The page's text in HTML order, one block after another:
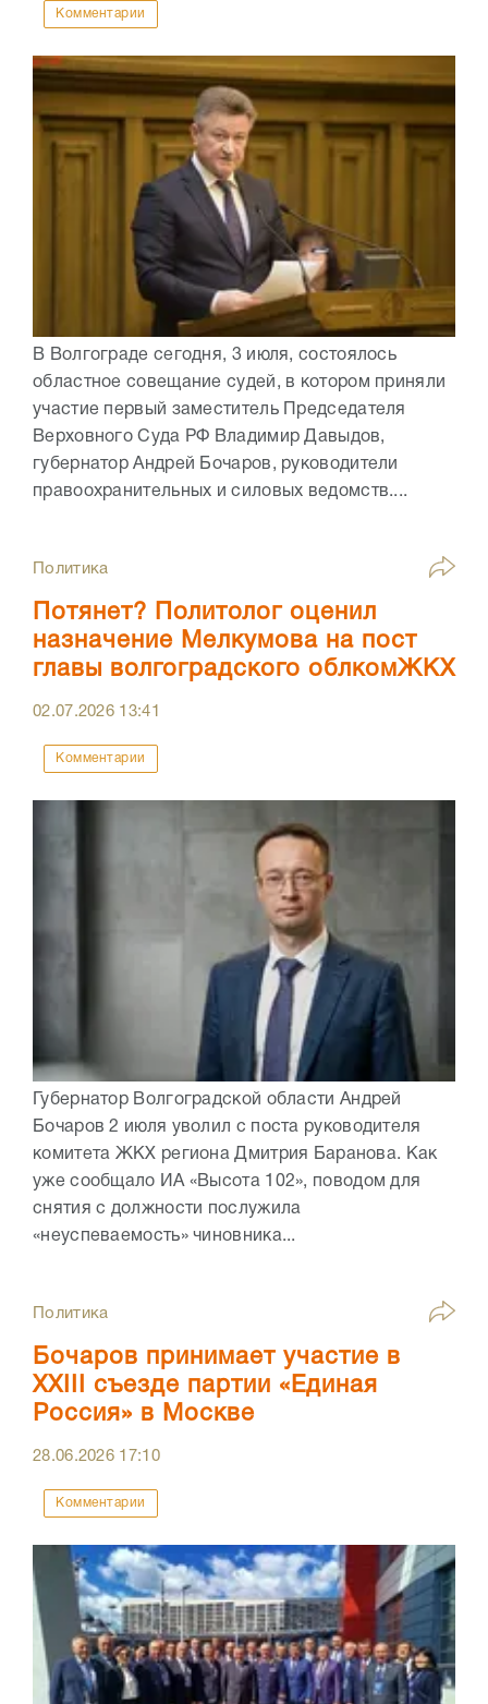
Комментарии
В Волгограде сегодня, 3 июля, состоялось
областное совещание судей, в котором приняли
участие первый заместитель Председателя
Верховного Суда РФ Владимир Давыдов,
губернатор Андрей Бочаров, руководители
правоохранительных и силовых ведомств....
Политика
Потянет? Политолог оценил
назначение Мелкумова на пост
главы волгоградского облкомЖКХ
02.07.2026 13:41
Комментарии
Губернатор Волгоградской области Андрей
Бочаров 2 июля уволил с поста руководителя
комитета ЖКХ региона Дмитрия Баранова. Как
уже сообщало ИА «Высота 102», поводом для
снятия с должности послужила
«неуспеваемость» чиновника...
Политика
Бочаров принимает участие в
XXIII съезде партии «Единая
Россия» в Москве
28.06.2026 17:10
Комментарии